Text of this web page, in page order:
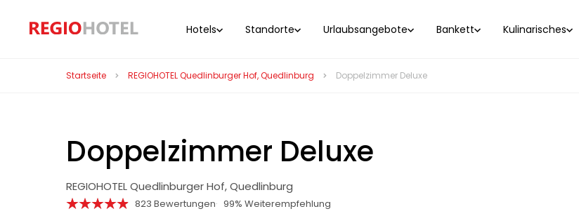
Hotels Standorte Urlaubsangebote Bankett Kulinarisches
Startseite REGIOHOTEL Quedlinburger Hof, Quedlinburg Doppelzimmer Deluxe
Doppelzimmer Deluxe
REGIOHOTEL Quedlinburger Hof, Quedlinburg
823 Bewertungen 99% Weiterempfehlung